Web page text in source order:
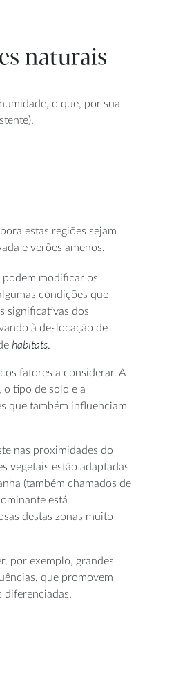
naturais
o que, por sua
estas regiões sejam
e verões amenos.
podem modificar os
condições que
significativas dos
à deslocação de
habitats.
fatores a considerar. A
o tipo de solo e a
que também influenciam
nas proximidades do
vegetais estão adaptadas
(também chamados de
está
destas zonas muito
por exemplo, grandes
que promovem
diferenciadas.